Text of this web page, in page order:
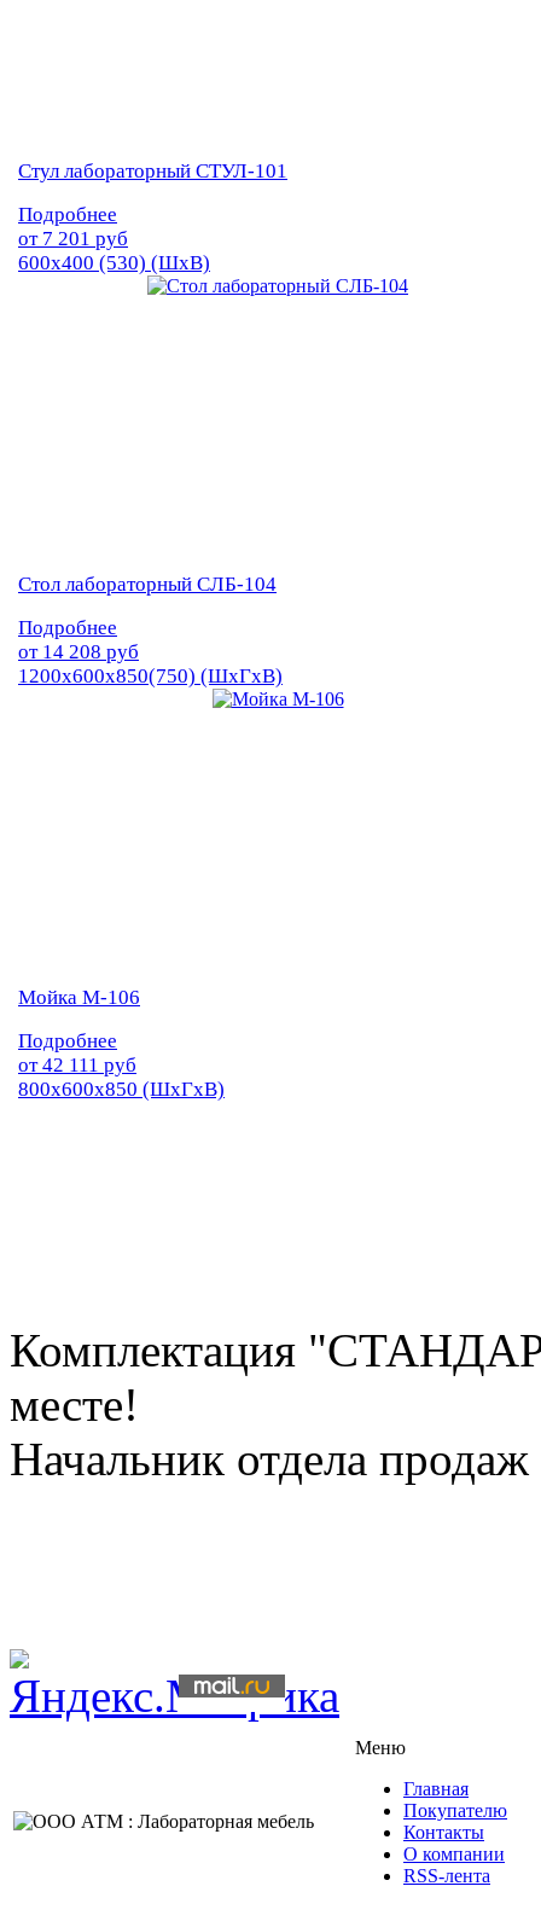
Стул лабораторный СТУЛ-101
Подробнее
от 7 201 руб
600х400 (530) (ШхВ)
Стол лабораторный СЛБ-104
Подробнее
от 14 208 руб
1200х600х850(750) (ШхГхВ)
Мойка М-106
Подробнее
от42 111 руб
800х600х850 (ШхГхВ)
Комплектация
месте!
Начальник отдела
Меню
Главная
Покупателю
Контакты
О компании
RSS-лента